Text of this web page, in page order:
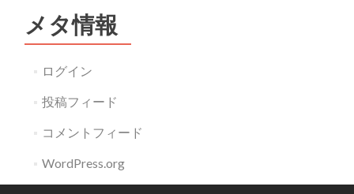
メタ情報
ログイン
投稿フィード
コメントフィード
WordPress.org